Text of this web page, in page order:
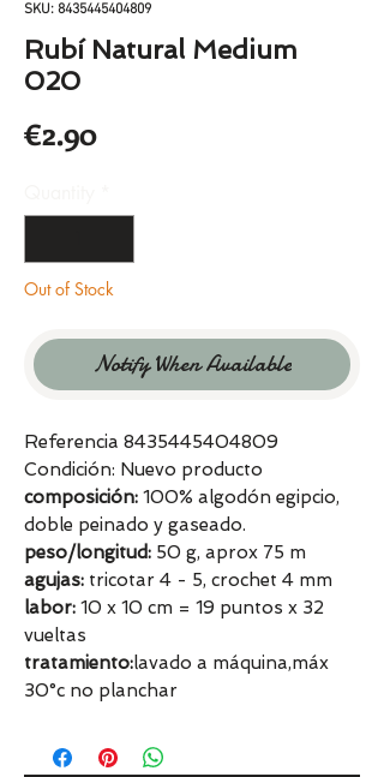
SKU: 8435445404809
Rubí Natural Medium
020
€2.90Price
Out of Stock
Notify When Available
Referencia 8435445404809
Condición: Nuevo producto
composición: 100% algodón egipcio,
doble peinado y gaseado.
peso/longitud: 50 g, aprox 75 m
agujas: tricotar 4 - 5, crochet 4 mm
labor: 10 x 10 cm = 19 puntos x 32
vueltas
tratamiento:lavado a máquina,máx
30°c no planchar